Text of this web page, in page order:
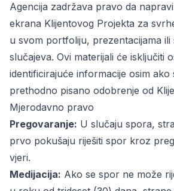
Agencija zadržava pravo da
ekrana Klijentovog Projekta za
u svom portfoliju, prezentacijama ili
slučajeva. Ovi materijali će isključiti
identificirajuće informacije osim ako
prethodno pisano odobrenje od
Mjerodavno pravo
Pregovaranje: U slučaju spora,
prvo pokušaju riješiti spor kroz
vjeri.
Medijacija: Ako se spor ne može